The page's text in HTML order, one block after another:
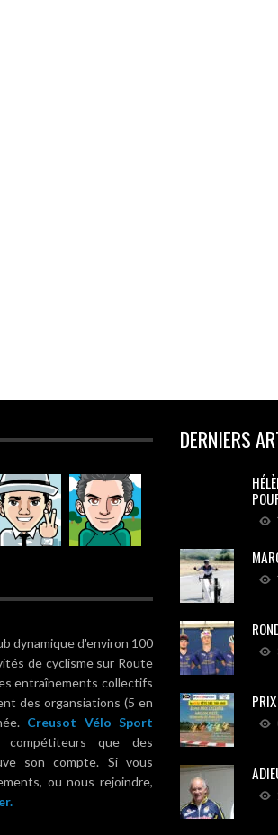
dynamique d'environ 100
de cyclisme sur Route
entraînements collectifs
des organsiations (5 en
Creusot Vélo Sport
compétiteurs que des
son compte. Si vous
ou nous rejoindre,
DERNIERS